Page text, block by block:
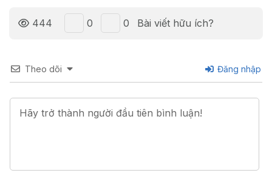
444 0 0 Bài viết hữu ích?
Theo dõi Đăng nhập